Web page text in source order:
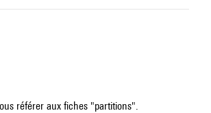
référer aux fiches "partitions".